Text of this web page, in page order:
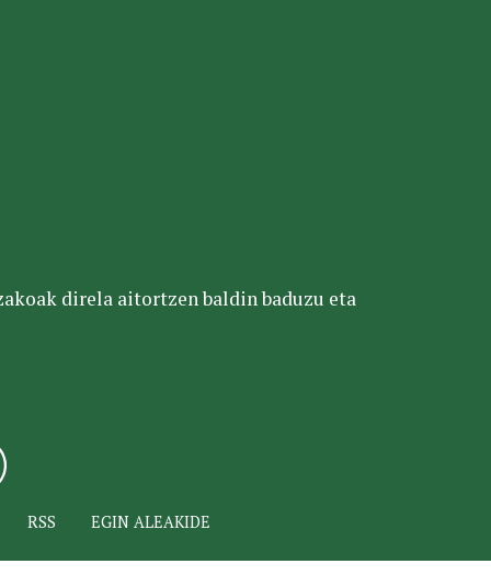
direla aitortzen baldin baduzu eta
RSS EGIN ALEAKIDE